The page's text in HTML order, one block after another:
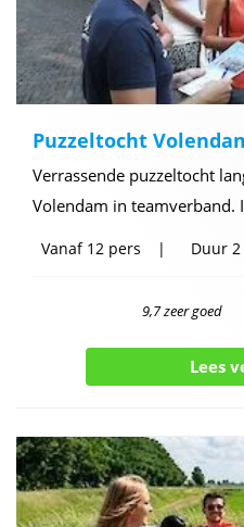
Puzzeltocht
Verrassende puzzeltocht
Volendam in teamverband.
Vanaf12 pers Duur
9,7 zeer goed
Lees